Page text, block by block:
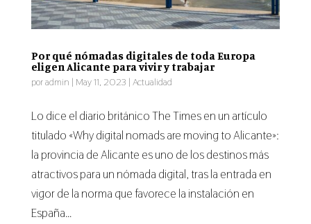
Por qué nómadas digitales de toda Europa
eligen Alicante para vivir y trabajar
poradmin | May 11, 2023 | Actualidad
Lo dice el diario británico The Times en un artículo
titulado «Why digital nomads are moving to Alicante»:
la provincia de Alicante es uno de los destinos más
atractivos para un nómada digital, tras la entrada en
vigor de la norma que favorece la instalación en
España...